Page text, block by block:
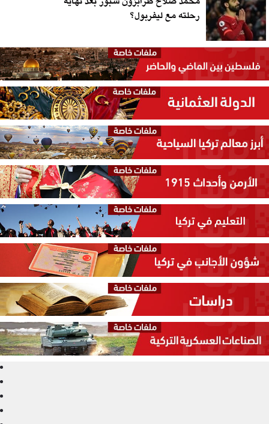
رحلته مع ليفربول؟